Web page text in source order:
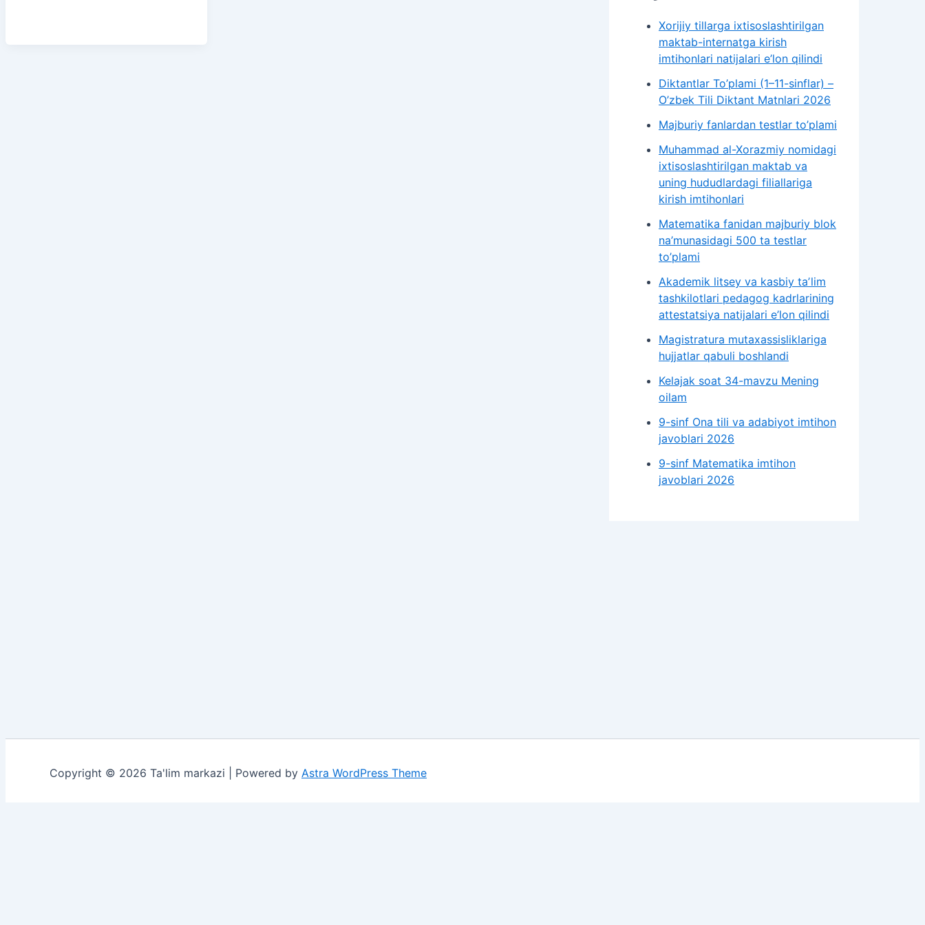
Xorijiy tillarga ixtisoslashtirilgan
maktab-internatga kirish
imtihonlari natijalari e’lon qilindi
Diktantlar To’plami (1–11-sinflar) –
O’zbek Tili Diktant Matnlari 2026
Majburiy fanlardan testlar to’plami
Muhammad al-Xorazmiy nomidagi
ixtisoslashtirilgan maktab va
uning hududlardagi filiallariga
kirish imtihonlari
Matematika fanidan majburiy blok
na’munasidagi 500 ta testlar
to’plami
Akademik litsey va kasbiy taʼlim
tashkilotlari pedagog kadrlarining
attestatsiya natijalari e’lon qilindi
Magistratura mutaxassisliklariga
hujjatlar qabuli boshlandi
Kelajak soat 34-mavzu Mening
oilam
9-sinf Ona tili va adabiyot imtihon
javoblari 2026
9-sinf Matematika imtihon
javoblari 2026
Copyright © 2026 Ta'lim markazi | Powered by Astra WordPress Theme